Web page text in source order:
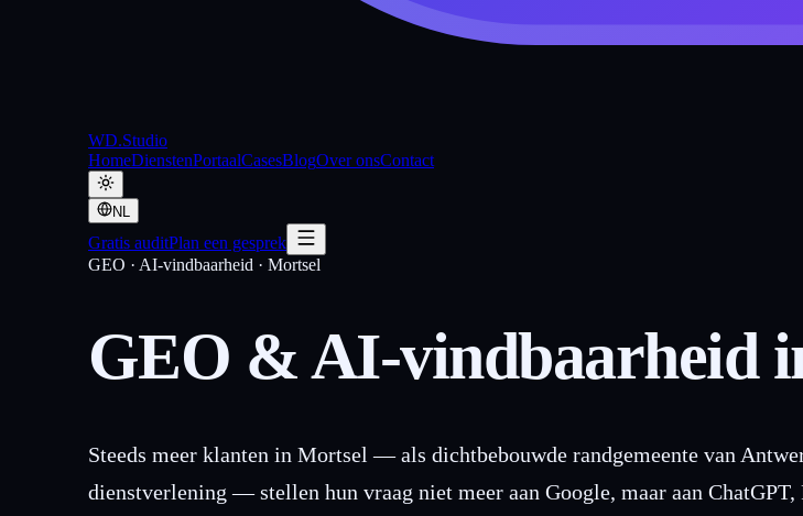
WD.Studio
HomeDienstenPortaalCasesBlogOver onsContact
NL
Gratis auditPlan een gesprek
GEO · AI-vindbaarheid · Mortsel
GEO & AI-vindbaarheid
Steeds meer klanten in Mortsel — als dichtbebouwde randgemeente van
dienstverlening — stellen hun vraag niet meer aan Google, maar aan